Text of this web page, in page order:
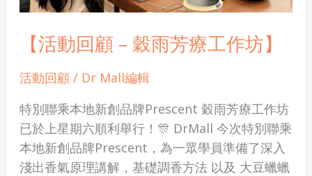
【活動回顧 – 穀雨芳療工作坊】
活動回顧/ Dr Mall編輯
特別聯乘本地新創品牌Prescent 穀雨芳療工作坊
已於上星期六順利舉行！🎊 DrMall 今次特別聯乘
本地新創品牌Prescent，為一眾學員準備了深入
淺出香氣原理講解，基礎調香方法 以及 大豆蠟蠟
工
坊】